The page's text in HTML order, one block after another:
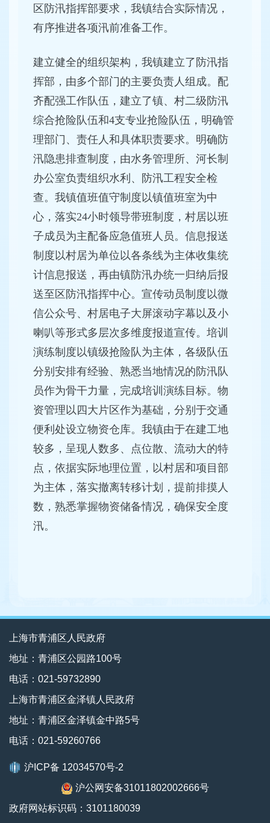
区防汛指挥部要求，我镇结合实际情况，
有序推进各项汛前准备工作。
建立健全的组织架构，我镇建立了防汛指
挥部，由多个部门的主要负责人组成。配
齐配强工作队伍，建立了镇、村二级防汛
综合抢险队伍和4支专业抢险队伍，明确管
理部门、责任人和具体职责要求。明确防
汛隐患排查制度，由水务管理所、河长制
办公室负责组织水利、防汛工程安全检
查。我镇值班值守制度以镇值班室为中
心，落实24小时领导带班制度，村居以班
子成员为主配备应急值班人员。信息报送
制度以村居为单位以各条线为主体收集统
计信息报送，再由镇防汛办统一归纳后报
送至区防汛指挥中心。宣传动员制度以微
信公众号、村居电子大屏滚动字幕以及小
喇叭等形式多层次多维度报道宣传。培训
演练制度以镇级抢险队为主体，各级队伍
分别安排有经验、熟悉当地情况的防汛队
员作为骨干力量，完成培训演练目标。物
资管理以四大片区作为基础，分别于交通
便利处设立物资仓库。我镇由于在建工地
较多，呈现人数多、点位散、流动大的特
点，依据实际地理位置，以村居和项目部
为主体，落实撤离转移计划，提前排摸人
数，熟悉掌握物资储备情况，确保安全度
汛。
上海市青浦区人民政府
地址：青浦区公园路100号
电话：021-59732890
上海市青浦区金泽镇人民政府
地址：青浦区金泽镇金中路5号
电话：021-59260766
沪ICP备 12034570号-2
沪公网安备31011802002666号
政府网站标识码：3101180039